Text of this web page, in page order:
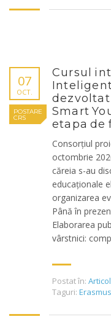
07
OCT.
POSTARE
CRS
Cursul
Smart
etapa de
Consorțiul
octombrie
căreia s-au
educaționale
organizarea
Până în
Elaborarea
vârstnici:
Postat în:
Taguri: